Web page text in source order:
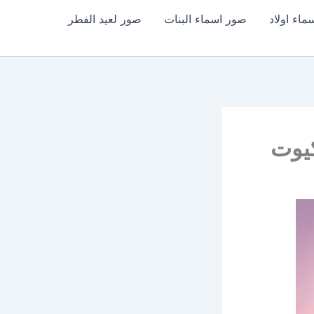
اولاد صور اسماء البنات صور لعيد الفطر